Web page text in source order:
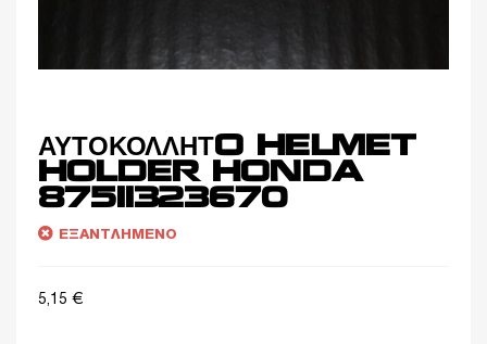
ΑΥΤΟΚΟΛΛΗΤO HELMET
HOLDER HONDA
87511323670
ΕΞΑΝΤΛΗΜΈΝΟ
5,15 €